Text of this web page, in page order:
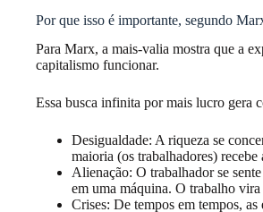
Por que isso é importante, segundo
Para Marx, a mais-valia mostra que a
capitalismo funcionar.
Essa busca infinita por mais lucro gera
Desigualdade: A riqueza se
maioria (os trabalhadores)
Alienação: O trabalhador se
em uma máquina. O trabalho
Crises: De tempos em tempos,